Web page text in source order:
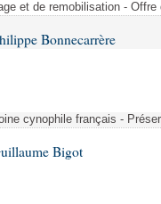
et de remobilisation -
Bonnecarrère
cynophile français -
Bigot